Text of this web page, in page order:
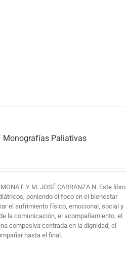
Monografías Paliativas
E.Y M. JOSÉ CARRANZA N. Este libro
poniendo el foco en el bienestar
el sufrimiento físico, emocional, social y
la comunicación, el acompañamiento, el
compasiva centrada en la dignidad, el
hasta el final.